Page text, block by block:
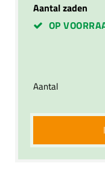
Aantal zaden
OP
Aantal